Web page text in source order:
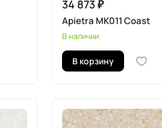
34 873 ₽
Apietra MK011 Coast
В наличии
В корзину